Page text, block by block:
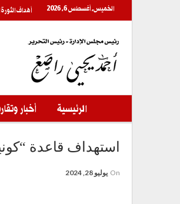
الخميس, أغسطس 6, 2026 أهداف الثورة
الرئيسية أخبار
استهداف قاعدة
On يوليو 28, 2024